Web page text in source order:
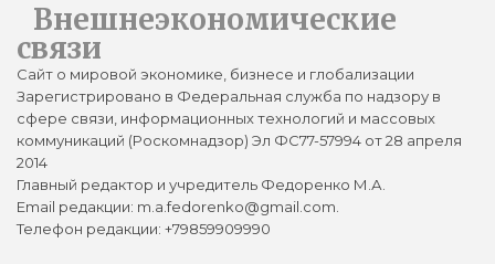
Внешнеэкономические
связи
Сайт о мировой экономике, бизнесе и глобализации
Зарегистрировано в Федеральная служба по надзору в
сфере связи, информационных технологий и массовых
коммуникаций (Роскомнадзор) Эл ФС77-57994 от 28 апреля
2014
Главный редактор и учредитель Федоренко М.А.
Email редакции: m.a.fedorenko@gmail.com.
Телефон редакции: +79859909990